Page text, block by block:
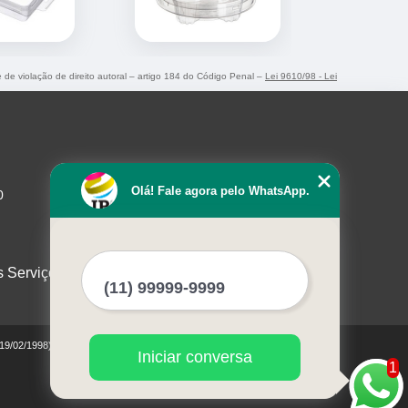
violação de direito autoral – artigo 184 do Código Penal – Lei 9610/98 - Lei
Serviços
02/1998)
1
Olá! Fale agora pelo WhatsApp.
Iniciar conversa